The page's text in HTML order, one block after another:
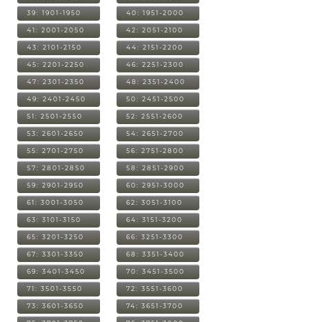
39: 1901-1950 40: 1951-2000
41: 2001-2050 42: 2051-2100
43: 2101-2150 44: 2151-2200
45: 2201-2250 46: 2251-2300
47: 2301-2350 48: 2351-2400
49: 2401-2450 50: 2451-2500
51: 2501-2550 52: 2551-2600
53: 2601-2650 54: 2651-2700
55: 2701-2750 56: 2751-2800
57: 2801-2850 58: 2851-2900
59: 2901-2950 60: 2951-3000
61: 3001-3050 62: 3051-3100
63: 3101-3150 64: 3151-3200
65: 3201-3250 66: 3251-3300
67: 3301-3350 68: 3351-3400
69: 3401-3450 70: 3451-3500
71: 3501-3550 72: 3551-3600
73: 3601-3650 74: 3651-3700